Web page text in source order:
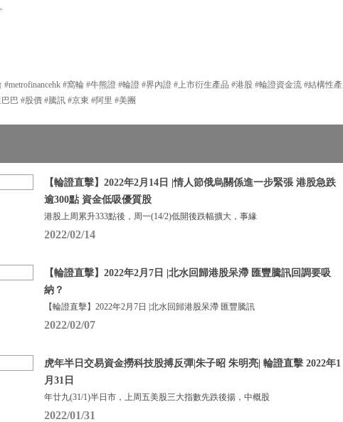
#metrofinancehk #窩輪 #牛熊證 #輪證 #界內證 #上市衍生產品 #港股 #輪證資金流 #結構性產
巴 #股價 #騰訊 #京東 #阿里 #美團
【輪證直擊】2022年2月14日 |情人節俄烏關係進一步緊張 港股急跌
逾300點 資金低吸優質股
港股上周累升333點後，周一(14/2)低開後跌幅擴大，事緣
2022/02/14
【輪證直擊】2022年2月7日 |北水回歸港股呆滯 匯豐騰訊回調要吸
納？
【輪證直擊】2022年2月7日 |北水回歸港股呆滯 匯豐騰訊
2022/02/07
虎年半日交易資金撈科技股搏反彈|朱子昭 朱明亮| 輪證直擊 2022年1
月31日
年廿九(31/1)半日市，上周五美股三大指數先跌後揚，中概股
2022/01/31